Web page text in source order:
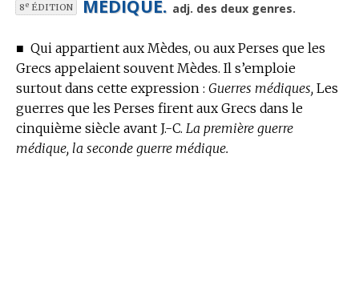
8eÉDITION MÉDIQUE. adj. des deux genres.
■ Qui appartient aux Mèdes, ou aux Perses que les
Grecs appelaient souvent Mèdes. Il s’emploie
surtout dans cette expression : Guerres médiques, Les
guerres que les Perses firent aux Grecs dans le
cinquième siècle avant J.-C. La première guerre
médique, la seconde guerre médique.